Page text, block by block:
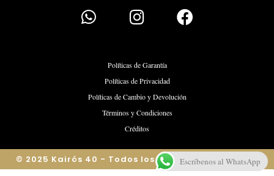
Políticas de Garantía
Políticas de Privacidad
Políticas de Cambio y Devolución
Términos y Condiciones
Créditos
© 2025 Kairós 40 - Todos los derechos reservados
Escríbenos al WhatsApp